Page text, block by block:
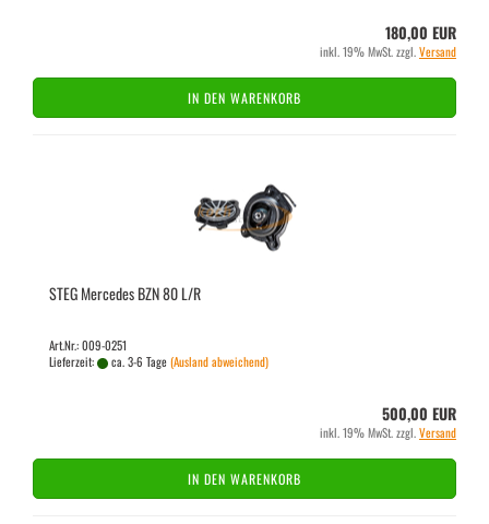
180,00 EUR
inkl. 19% MwSt. zzgl.Versand
IN DEN WARENKORB
STEG Mer­ce­des BZN 80 L/R
Art.Nr.: 009-0251
Lieferzeit:
ca. 3-6 Tage(Ausland abweichend)
500,00 EUR
inkl. 19% MwSt. zzgl.Versand
IN DEN WARENKORB